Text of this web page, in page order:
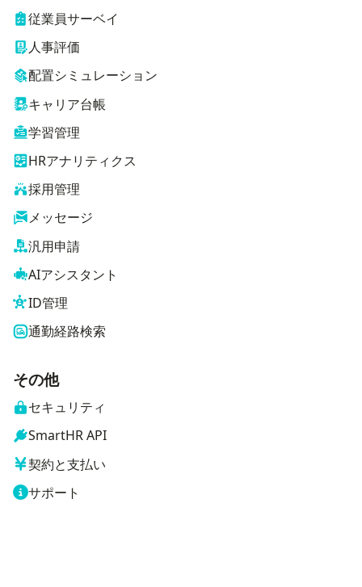
従業員サーベイ
人事評価
配置シミュレーション
キャリア台帳
学習管理
HRアナリティクス
採用管理
メッセージ
汎用申請
AIアシスタント
ID管理
通勤経路検索
その他
セキュリティ
SmartHR API
契約と支払い
サポート